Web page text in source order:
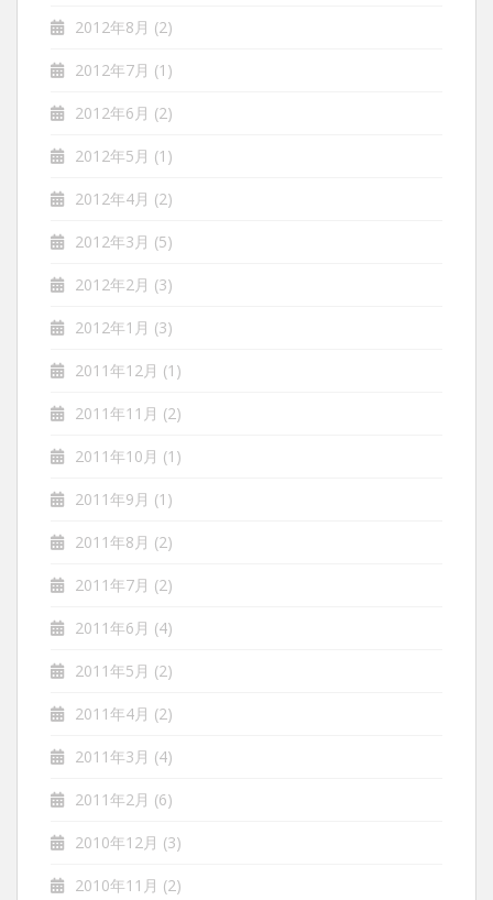
2012年8月 (2)
2012年7月 (1)
2012年6月 (2)
2012年5月 (1)
2012年4月 (2)
2012年3月 (5)
2012年2月 (3)
2012年1月 (3)
2011年12月 (1)
2011年11月 (2)
2011年10月 (1)
2011年9月 (1)
2011年8月 (2)
2011年7月 (2)
2011年6月 (4)
2011年5月 (2)
2011年4月 (2)
2011年3月 (4)
2011年2月 (6)
2010年12月 (3)
2010年11月 (2)